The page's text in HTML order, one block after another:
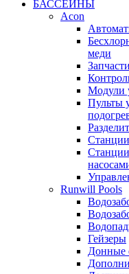
БАССЕЙНЫ
Acon
меди
Модули
Пульты
Runwill Pools
Гейзеры
Донные